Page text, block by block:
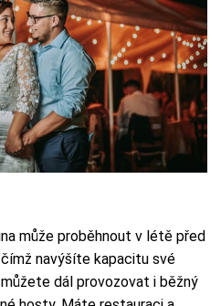
může proběhnout v létě před
navýšíte kapacitu své
dál provozovat i běžný